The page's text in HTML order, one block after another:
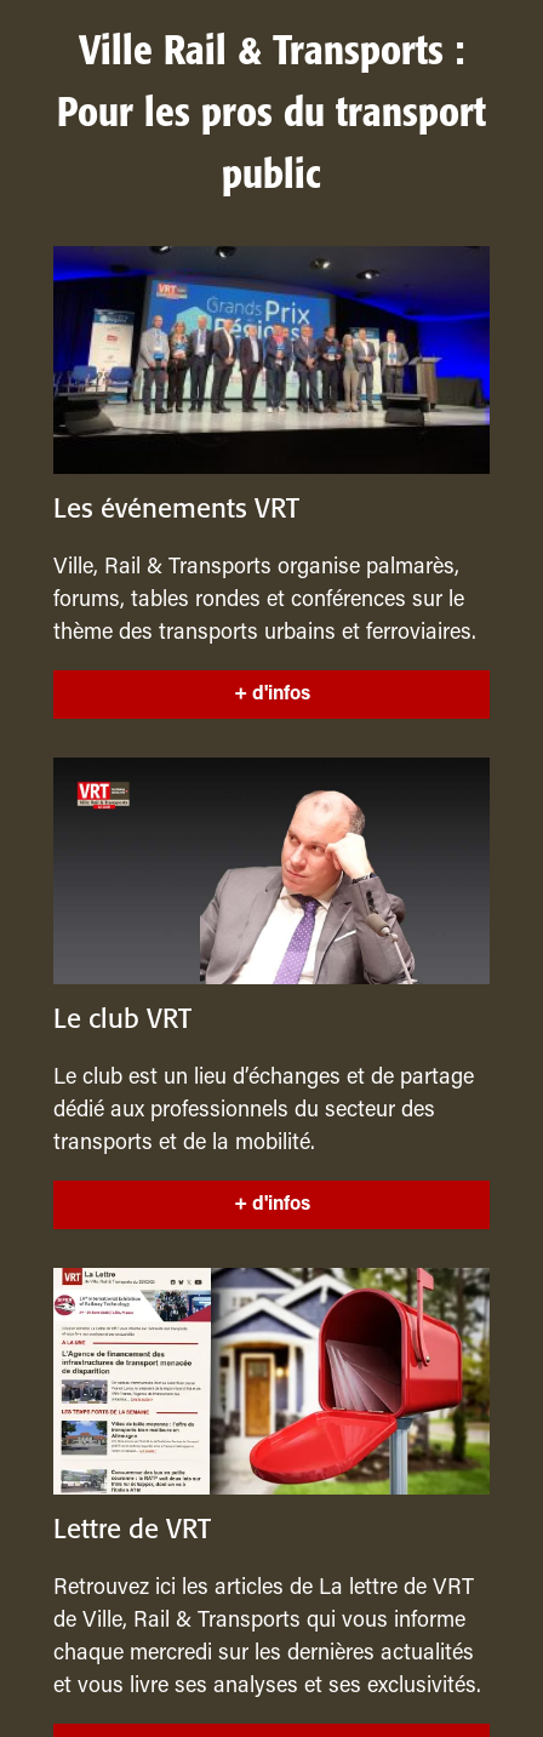
Ville Rail & Transports :
Pour les pros du transport
public
Les événements VRT
Ville, Rail & Transports organise palmarès,
forums, tables rondes et conférences sur le
thème des transports urbains et ferroviaires.
+ d'infos
Le club VRT
Le club est un lieu d’échanges et de partage
dédié aux professionnels du secteur des
transports et de la mobilité.
+ d'infos
Lettre de VRT
Retrouvez ici les articles de La lettre de VRT
de Ville, Rail & Transports qui vous informe
chaque mercredi sur les dernières actualités
et vous livre ses analyses et ses exclusivités.